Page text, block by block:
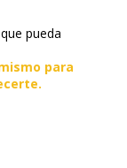
pueda
para